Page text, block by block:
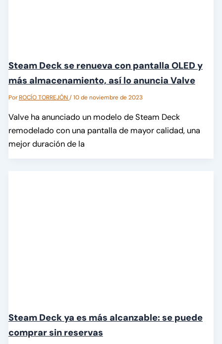
Steam Deck se renueva con pantalla OLED y
más almacenamiento, así lo anuncia Valve
PorROCÍO TORREJÓN/10 de noviembre de 2023
Valve ha anunciado un modelo de Steam Deck
remodelado con una pantalla de mayor calidad, una
mejor duración de la
Steam Deck ya es más alcanzable: se puede
comprar sin reservas